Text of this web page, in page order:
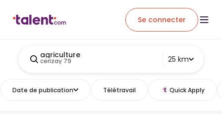
Se connecter
agriculture
cerizay 79 25 km
Date de publication Télétravail Quick Apply